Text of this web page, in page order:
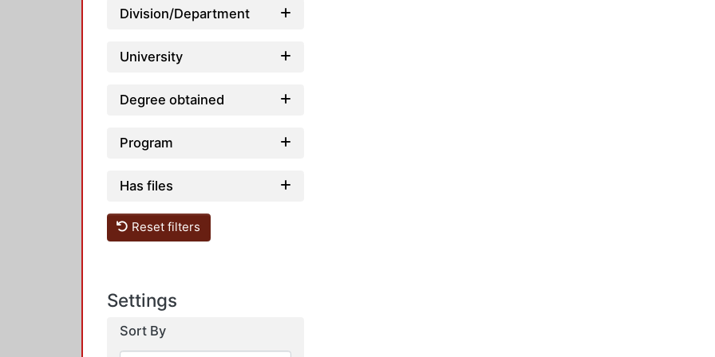
Division/Department
University
Degree obtained
Program
Has files
Reset filters
Settings
Sort By